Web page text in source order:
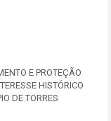
E PROTEÇÃO
HISTÓRICO
DE TORRES